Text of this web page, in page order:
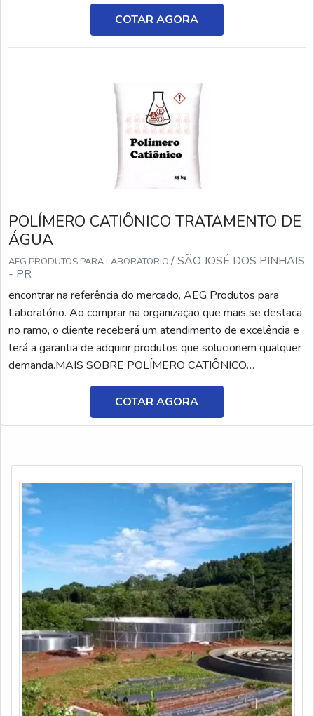
onde comprar polímero aniônico, com a equipe da AEG
Produtos para Laboratório o cliente encontrará pre...
COTAR AGORA
POLÍMERO CATIÔNICO TRATAMENTO DE
ÁGUA
AEG PRODUTOS PARA LABORATORIO / SÃO JOSÉ DOS PINHAIS
- PR
encontrar na referência do mercado, AEG Produtos para
Laboratório. Ao comprar na organização que mais se destaca
no ramo, o cliente receberá um atendimento de excelência e
terá a garantia de adquirir produtos que solucionem qualquer
demanda.MAIS SOBRE POLÍMERO CATIÔNICO
TRATAMENTO DE ÁGUASe alguém buscar por polímero
catiônico tratamento de água em uma empresa responsável,
descobrirá a AEG Produtos para Laboratório. Atuando com
COTAR AGORA